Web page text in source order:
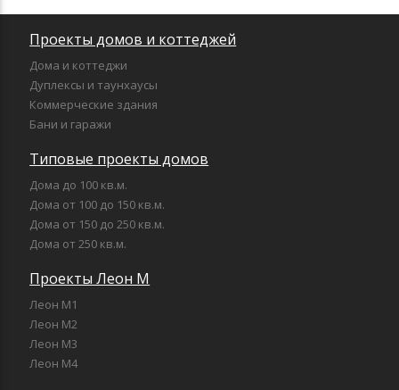
Проекты домов и коттеджей
Дома и коттеджи
Дуплексы и таунхаусы
Коммерческие здания
Бани и гаражи
Типовые проекты домов
Дома до 100 кв.м.
Дома от 100 до 150 кв.м.
Дома от 150 до 250 кв.м.
Дома от 250 кв.м.
Проекты Леон М
Леон М1
Леон М2
Леон М3
Леон М4